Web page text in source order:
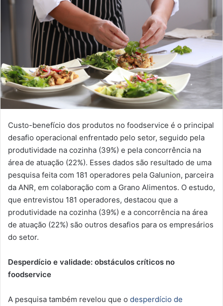
Custo-benefício dos produtos no foodservice é o principal
desafio operacional enfrentado pelo setor, seguido pela
produtividade na cozinha (39%) e pela concorrência na
área de atuação (22%). Esses dados são resultado de uma
pesquisa feita com 181 operadores pela Galunion, parceira
da ANR, em colaboração com a Grano Alimentos. O estudo,
que entrevistou 181 operadores, destacou que a
produtividade na cozinha (39%) e a concorrência na área
de atuação (22%) são outros desafios para os empresários
do setor.
Desperdício e validade: obstáculos críticos no
foodservice
A pesquisa também revelou que o desperdício de